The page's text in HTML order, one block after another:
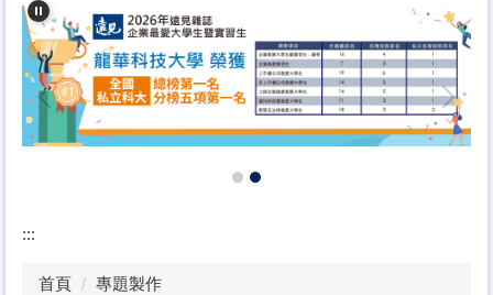
區
:::
首頁 專題製作